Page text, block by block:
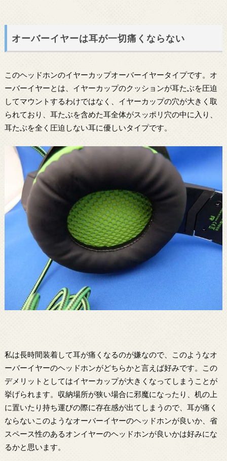
オーバーイヤーは耳が一切痛くならない
このヘッドホンのイヤーカップオーバーイヤータイプです。オ
ーバーイヤーとは、イヤーカップのクッションが耳たぶを圧迫
してマウントするわけではなく、イヤーカップの穴が大きく取
られており、耳たぶを含めた耳全体がスッポリ穴の中に入り、
耳たぶを全く圧迫しない耳に優しいタイプです。
私は長時間装着して耳が痛くなるのが嫌なので、このようなオ
ーバーイヤーのヘッドホンがどちらかと言えば好みです。この
デメリットとしてはイヤーカップが大きくなってしまうことが
挙げられます。収納場所が狭い場合に邪魔になったり、机の上
に置いたり持ち運びの際に存在感が出てしまうので、耳が痛く
ならないこのようなオーバーイヤーのヘッドホンが良いか、省
スペース性のあるオンイヤーのヘッドホンが良いかは好みにな
るかと思います。